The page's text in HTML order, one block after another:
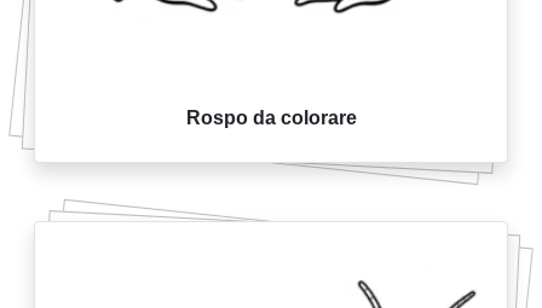
Rospo da colorare